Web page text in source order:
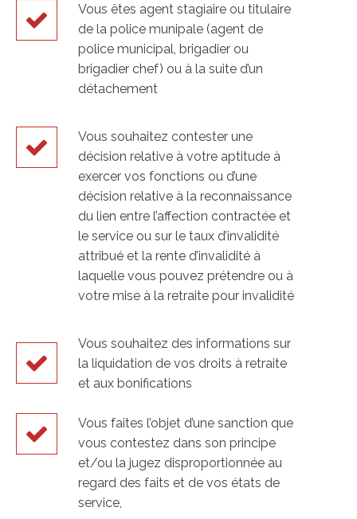
Vous êtes agent stagiaire ou titulaire
de la police munipale (agent de
police municipal, brigadier ou
brigadier chef) ou à la suite d’un
détachement
Vous souhaitez contester une
décision relative à votre aptitude à
exercer vos fonctions ou d’une
décision relative à la reconnaissance
du lien entre l’affection contractée et
le service ou sur le taux d’invalidité
attribué et la rente d’invalidité à
laquelle vous pouvez prétendre ou à
votre mise à la retraite pour invalidité
Vous souhaitez des informations sur
la liquidation de vos droits à retraite
et aux bonifications
Vous faites l’objet d’une sanction que
vous contestez dans son principe
et/ou la jugez disproportionnée au
regard des faits et de vos états de
service,